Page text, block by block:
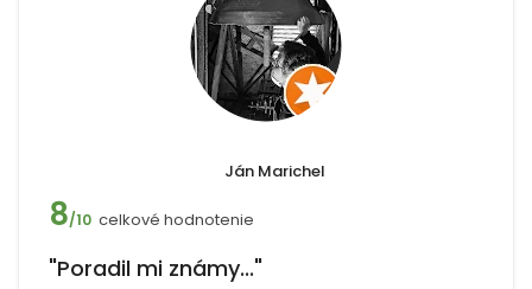
Ján Marichel
8/10 celkové hodnotenie
"Poradil mi známy..."